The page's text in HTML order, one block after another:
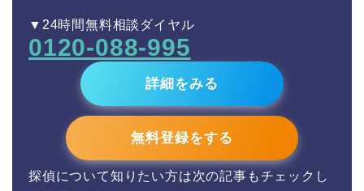
▼24時間無料相談ダイヤル
0120-088-995
詳細をみる
無料登録をする
探偵について知りたい方は次の記事もチェックし